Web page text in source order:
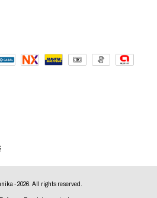
- 2026. All rights reserved.